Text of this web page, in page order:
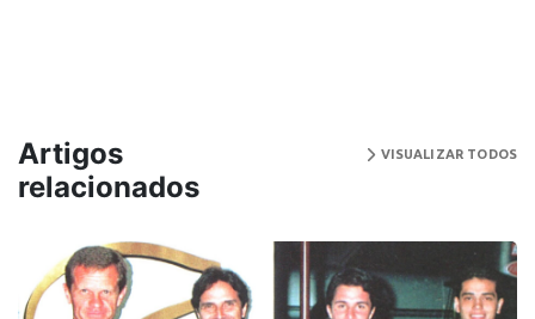
Artigos
relacionados
VISUALIZAR TODOS